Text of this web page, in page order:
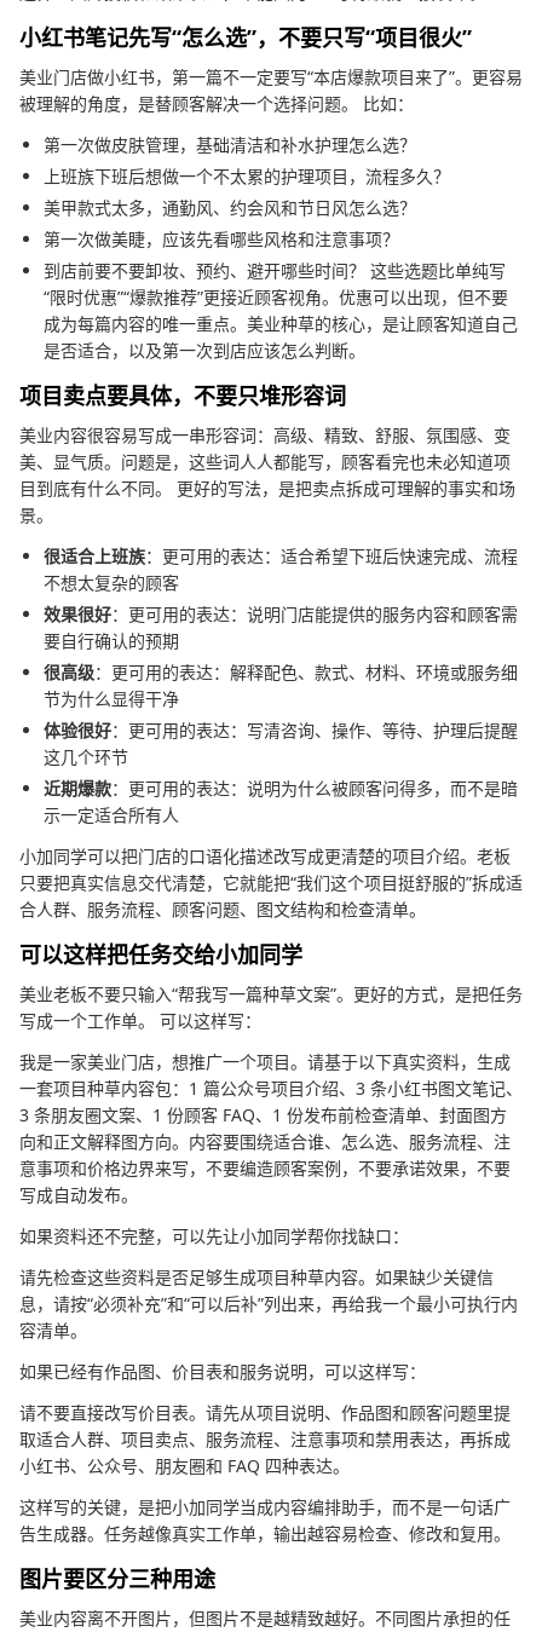
小红书笔记先写“怎么选”，不要只写“项目很火”
美业门店做小红书，第一篇不一定要写“本店爆款项目来了”。更容易
被理解的角度，是替顾客解决一个选择问题。 比如：
第一次做皮肤管理，基础清洁和补水护理怎么选？
上班族下班后想做一个不太累的护理项目，流程多久？
美甲款式太多，通勤风、约会风和节日风怎么选？
第一次做美睫，应该先看哪些风格和注意事项？
到店前要不要卸妆、预约、避开哪些时间？ 这些选题比单纯写
“限时优惠”“爆款推荐”更接近顾客视角。优惠可以出现，但不要
成为每篇内容的唯一重点。美业种草的核心，是让顾客知道自己
是否适合，以及第一次到店应该怎么判断。
项目卖点要具体，不要只堆形容词
美业内容很容易写成一串形容词：高级、精致、舒服、氛围感、变
美、显气质。问题是，这些词人人都能写，顾客看完也未必知道项
目到底有什么不同。 更好的写法，是把卖点拆成可理解的事实和场
景。
很适合上班族：更可用的表达：适合希望下班后快速完成、流程
不想太复杂的顾客
效果很好：更可用的表达：说明门店能提供的服务内容和顾客需
要自行确认的预期
很高级：更可用的表达：解释配色、款式、材料、环境或服务细
节为什么显得干净
体验很好：更可用的表达：写清咨询、操作、等待、护理后提醒
这几个环节
近期爆款：更可用的表达：说明为什么被顾客问得多，而不是暗
示一定适合所有人
小加同学可以把门店的口语化描述改写成更清楚的项目介绍。老板
只要把真实信息交代清楚，它就能把“我们这个项目挺舒服的”拆成适
合人群、服务流程、顾客问题、图文结构和检查清单。
可以这样把任务交给小加同学
美业老板不要只输入“帮我写一篇种草文案”。更好的方式，是把任务
写成一个工作单。 可以这样写：
我是一家美业门店，想推广一个项目。请基于以下真实资料，生成
一套项目种草内容包：1 篇公众号项目介绍、3 条小红书图文笔记、
3 条朋友圈文案、1 份顾客 FAQ、1 份发布前检查清单、封面图方
向和正文解释图方向。内容要围绕适合谁、怎么选、服务流程、注
意事项和价格边界来写，不要编造顾客案例，不要承诺效果，不要
写成自动发布。
如果资料还不完整，可以先让小加同学帮你找缺口：
请先检查这些资料是否足够生成项目种草内容。如果缺少关键信
息，请按“必须补充”和“可以后补”列出来，再给我一个最小可执行内
容清单。
如果已经有作品图、价目表和服务说明，可以这样写：
请不要直接改写价目表。请先从项目说明、作品图和顾客问题里提
取适合人群、项目卖点、服务流程、注意事项和禁用表达，再拆成
小红书、公众号、朋友圈和 FAQ 四种表达。
这样写的关键，是把小加同学当成内容编排助手，而不是一句话广
告生成器。任务越像真实工作单，输出越容易检查、修改和复用。
图片要区分三种用途
美业内容离不开图片，但图片不是越精致越好。不同图片承担的任